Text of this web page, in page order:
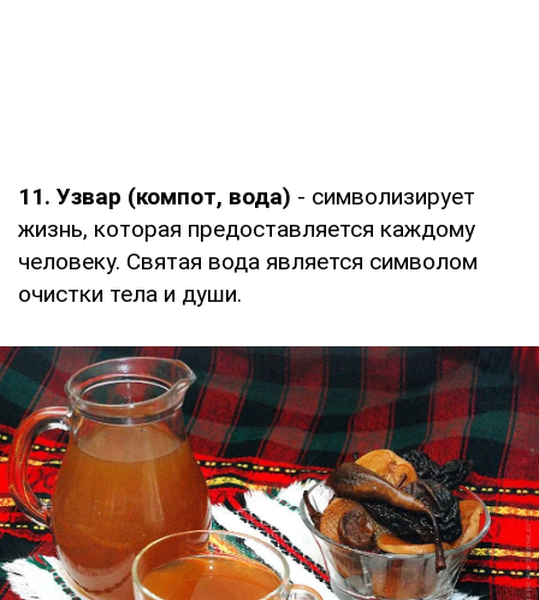
11. Узвар (компот, вода) - символизирует
жизнь, которая предоставляется каждому
человеку. Святая вода является символом
очистки тела и души.